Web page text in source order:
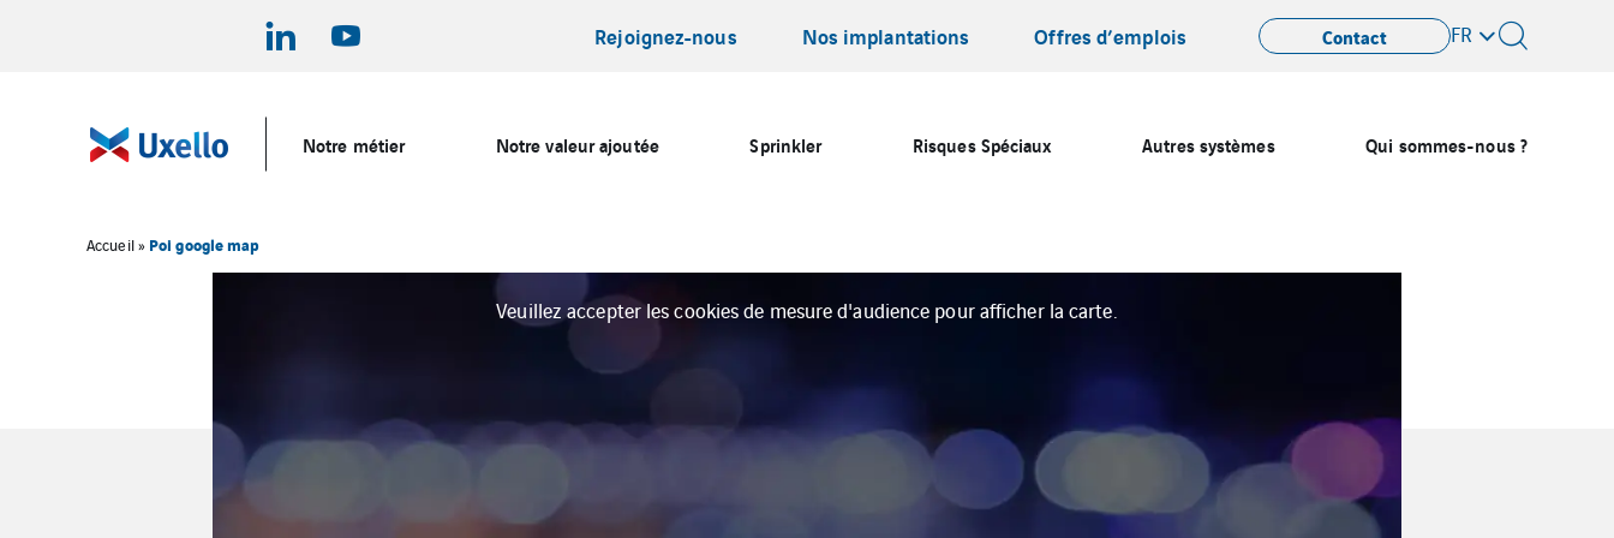
Rejoignez-nous Nos implantations Offres d’emplois Contact FR
Notre métier Notre valeur ajoutée Sprinkler Risques Spéciaux Autres systèmes Qui sommes-nous ?
Accueil» Poi google map
Veuillez accepter les cookies de mesure d'audience pour afficher la carte.